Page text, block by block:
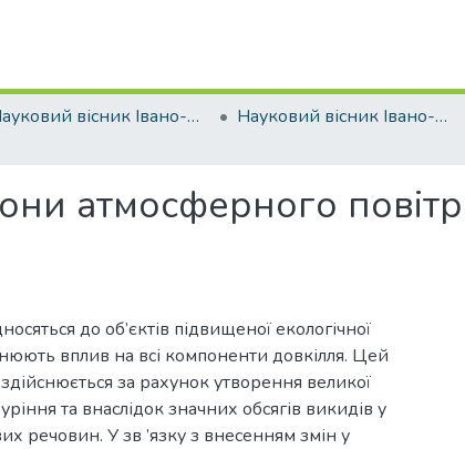
Науковий вісник Івано-Франківського національного технічного університету нафти і газу
Науковий вісник Івано-Франківського національного технічного університету нафти і газу - 2009 - №1
атмосферного
до об’єктів підвищеної екологічної
вплив на всі компоненти довкілля. Цей
за рахунок утворення великої
та внаслідок значних обсягів викидів у
речовин. У зв ’язку з внесенням змін у